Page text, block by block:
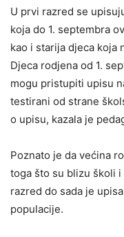
U prvi razred se
koja do 1. septembra
kao i starija djeca koja
Djeca rodjena od 1.
mogu pristupiti upisu
testirani od strane
o upisu, kazala je
Poznato je da većina
toga što su blizu školi
razred do sada je
populacije.